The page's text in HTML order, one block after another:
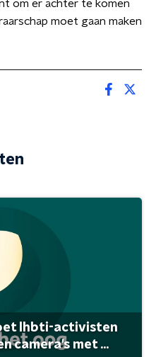
om er achter te komen
moet gaan maken
lhbti-activisten
camera's met ...